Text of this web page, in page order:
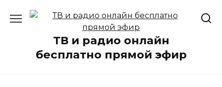
ТВ и радио онлайн
бесплатно прямой эфир